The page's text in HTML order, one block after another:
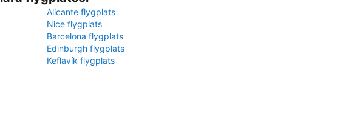
Alicante flygplats
Nice flygplats
Barcelona flygplats
Edinburgh flygplats
Keflavík flygplats